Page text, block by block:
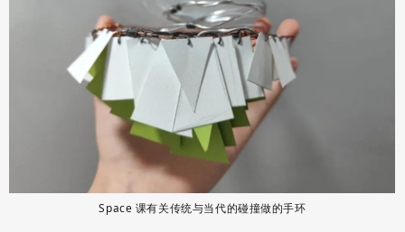
Space 课有关传统与当代的碰撞做的⼿环